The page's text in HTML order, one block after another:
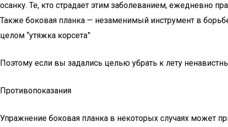
осанку. Те, кто страдает этим заболеванием, ежедневно
Также боковая планка — незаменимый инструмент в
целом “утяжка корсета”
Поэтому если вы задались целью убрать к лету
Противопоказания
Упражнение боковая планка в некоторых случаях может